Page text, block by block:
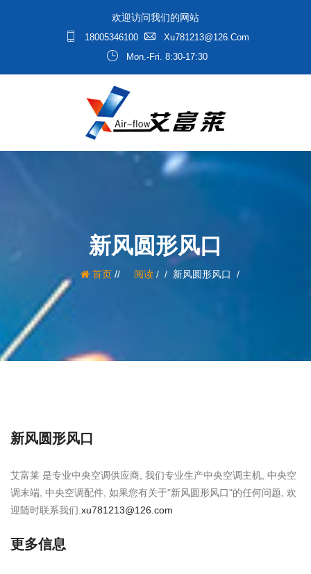
欢迎访问我们的网站
18005346100
Xu781213@126.com
Mon.-Fri. 8:30-17:30
新风圆形风口
首页/ 阅读/ 新风圆形风口
新风圆形风口
艾富莱 是专业中央空调供应商, 我们专业生产中央空调主机, 中央空
调末端, 中央空调配件, 如果您有关于"新风圆形风口"的任何问题, 欢
迎随时联系我们. xu781213@126.com
更多信息